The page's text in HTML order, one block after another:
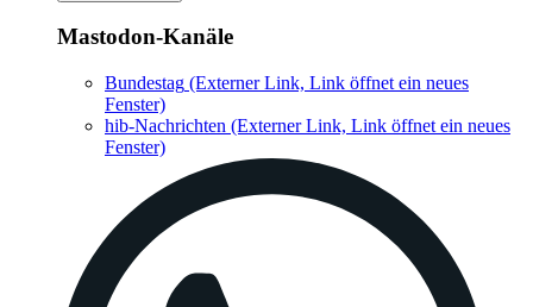
Mastodon-Kanäle
Bundestag (Externer Link, Link öffnet ein neues
Fenster)
hib-Nachrichten (Externer Link, Link öffnet ein neues
Fenster)